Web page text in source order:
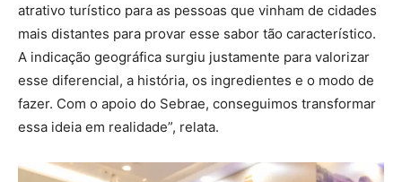
atrativo turístico para as pessoas que vinham de cidades
mais distantes para provar esse sabor tão característico.
A indicação geográfica surgiu justamente para valorizar
esse diferencial, a história, os ingredientes e o modo de
fazer. Com o apoio do Sebrae, conseguimos transformar
essa ideia em realidade”, relata.